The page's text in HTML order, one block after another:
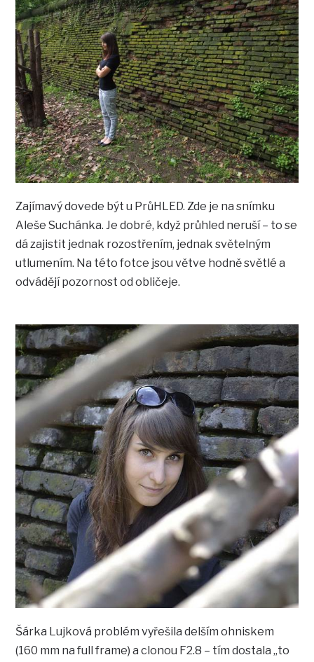
Zajímavý dovede být u PrůHLED. Zde je na snímku
Aleše Suchánka. Je dobré, když průhled neruší – to se
dá zajistit jednak rozostřením, jednak světelným
utlumením. Na této fotce jsou větve hodně světlé a
odvádějí pozornost od obličeje.
Šárka Lujková problém vyřešila delším ohniskem
(160 mm na full frame) a clonou F2.8 – tím dostala „to